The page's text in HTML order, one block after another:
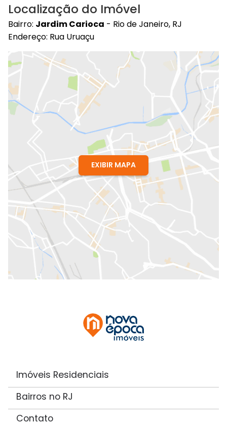
Localização do Imóvel
Bairro: Jardim Carioca - Rio de Janeiro, RJ
Endereço: Rua Uruaçu
EXIBIR MAPA
Imóveis Residenciais
Bairros no RJ
Contato